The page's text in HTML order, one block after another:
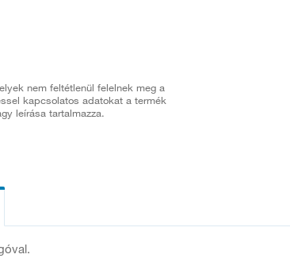
nem feltétlenül felelnek meg a
kapcsolatos adatokat a termék
leírása tartalmazza.